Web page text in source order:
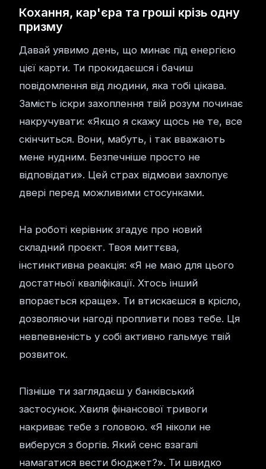
Кохання, кар'єра та гроші крізь одну
призму
Давай уявимо день, що минає під енергією
цієї карти. Ти прокидаєшся і бачиш
повідомлення від людини, яка тобі цікава.
Замість іскри захоплення твій розум починає
накручувати: «Якщо я скажу щось не те, все
скінчиться. Вони, мабуть, і так вважають
мене нудним. Безпечніше просто не
відповідати». Цей страх відмови захлопує
двері перед можливими стосунками.
На роботі керівник згадує про новий
складний проєкт. Твоя миттєва,
інстинктивна реакція: «Я не маю для цього
достатньої кваліфікації. Хтось інший
впорається краще». Ти втискаєшся в крісло,
дозволяючи нагоді пропливти повз тебе. Ця
невпевненість у собі активно гальмує твій
розвиток.
Пізніше ти заглядаєш у банківський
застосунок. Хвиля фінансової тривоги
накриває тебе з головою. «Я ніколи не
виберуся з боргів. Який сенс взагалі
намагатися вести бюджет?». Ти швидко